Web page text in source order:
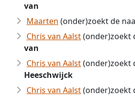
van
Maarten (onder)zoekt de
Chris van Aalst(onder)zoekt
van
Chris van Aalst(onder)zoekt
Heeschwijck
Chris van Aalst(onder)zoekt